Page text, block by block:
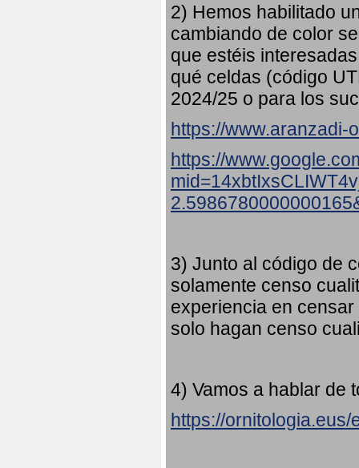
2) Hemos habilitado
cambiando de color
que estéis
qué celdas (código
2024/25 o para los
https://www.aranzadi-
https://
3) Junto al código de
solamente censo
experiencia en
solo hagan censo
4) Vamos a hablar de
https://